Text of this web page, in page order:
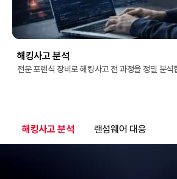
해킹사고 분석
전문 포렌식 장비로 해킹사고 전 과정을 정밀 분석
해킹사고 분석 랜섬웨어 대응